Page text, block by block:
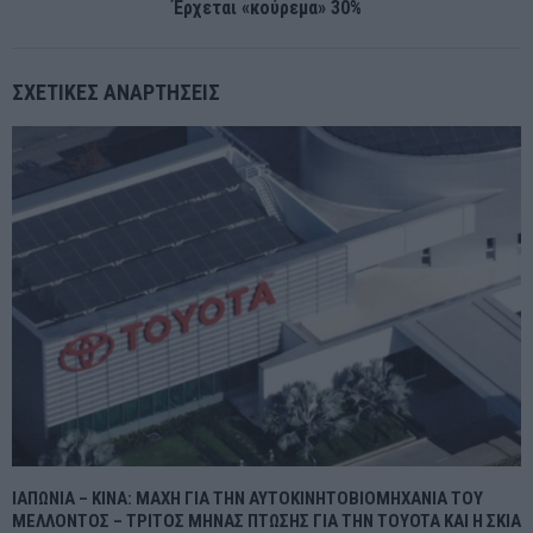
Έρχεται «κούρεμα» 30%
ΣΧΕΤΙΚΈΣ ΑΝΑΡΤΉΣΕΙΣ
ΙΑΠΩΝΙΑ – ΚΙΝΑ: ΜΑΧΗ ΓΙΑ ΤΗΝ ΑΥΤΟΚΙΝΗΤΟΒΙΟΜΗΧΑΝΙΑ ΤΟΥ
ΜΕΛΛΟΝΤΟΣ – ΤΡΙΤΟΣ ΜΗΝΑΣ ΠΤΩΣΗΣ ΓΙΑ ΤΗΝ TOYOTA ΚΑΙ Η ΣΚΙΑ